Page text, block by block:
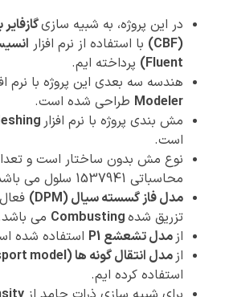
در این پروژه، به شبیه سازی
(CBF)
با استفاده از نرم افزار
Fluent) پرداخته ایم.
هندسه سه بعدی این پروژه با نرم
Modeler طراحی شده است.
مش بندی پروژه با نرم افزار
است.
نوع مش بدون ساختار است و
محاسباتی 1537941 سلول می باشد.
مدل فاز گسسته سیال (DPM)
تزریق شده
می
از مدل تشعشع P1
استفاده شده
از مدل انتقال گونه ها (Species transport model)
استفاده کرده ایم.